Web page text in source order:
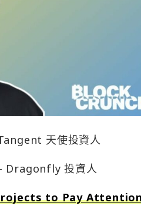
天使投資人
Dragonfly 投資人
to Pay